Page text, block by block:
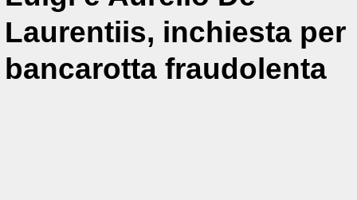
Laurentiis, inchiesta per
bancarotta fraudolenta